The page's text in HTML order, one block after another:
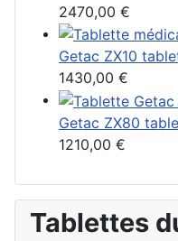
Tablettes
2470,00 €
Getac ZX10
1430,00 €
Getac ZX80
1210,00 €